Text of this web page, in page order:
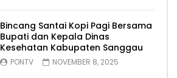
Bincang Santai Kopi Pagi Bersama
Bupati dan Kepala Dinas
Kesehatan Kabupaten Sanggau
PONTV NOVEMBER 8, 2025